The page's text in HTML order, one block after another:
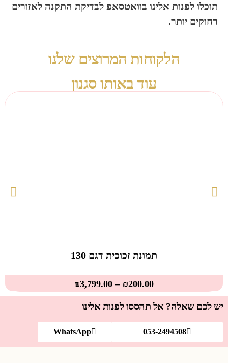
תוכלו לפנות אלינו בוואטסאפ לבדיקת התקנה לאזורים
רחוקים יותר.
הלקוחות המרוצים שלנו
עוד באותו סגנון
תמונת זכוכית דגם 130
₪200.00
–
₪3,799.00
יש לכם שאלה? אל תהססו לפנות אלינו
053-2494508
WhatsApp